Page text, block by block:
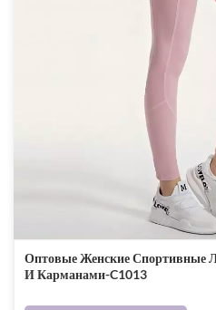
Оптовые Женские Спортивные
И Карманами-C1013